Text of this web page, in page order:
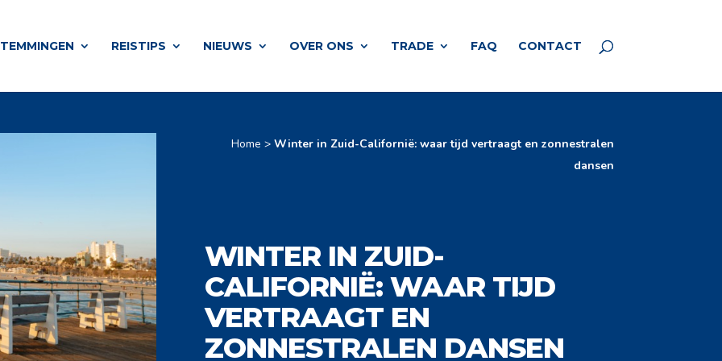
REISTIPS NIEUWS OVER ONS TRADE FAQ CONTACT
Home > Winter in Zuid-Californië: waar tijd vertraagt en zonnestralen
dansen
WINTER IN ZUID-
CALIFORNIË: WAAR TIJD
VERTRAAGT EN
ZONNESTRALEN DANSEN